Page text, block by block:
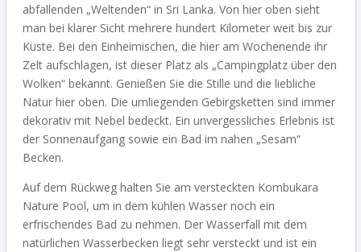
abfallenden „Weltenden“ in Sri Lanka. Von hier oben sieht
man bei klarer Sicht mehrere hundert Kilometer weit bis zur
Küste. Bei den Einheimischen, die hier am Wochenende ihr
Zelt aufschlagen, ist dieser Platz als „Campingplatz über den
Wolken“ bekannt. Genießen Sie die Stille und die liebliche
Natur hier oben. Die umliegenden Gebirgsketten sind immer
dekorativ mit Nebel bedeckt. Ein unvergessliches Erlebnis ist
der Sonnenaufgang sowie ein Bad im nahen „Sesam“
Becken.
Auf dem Rückweg halten Sie am versteckten Kombukara
Nature Pool, um in dem kühlen Wasser noch ein
erfrischendes Bad zu nehmen. Der Wasserfall mit dem
natürlichen Wasserbecken liegt sehr versteckt und ist ein